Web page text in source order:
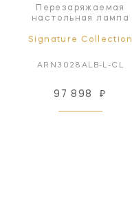
Перезаряжаемая
настольная лампа
Signature Collection
ARN3028ALB-L-CL
97 898 ₽